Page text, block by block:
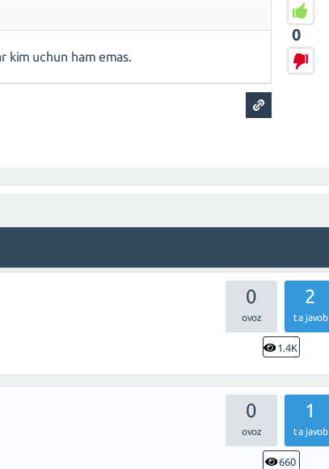
0
kim uchun ham emas.
0 2
ta javob
1.4K
0 1
ta javob
660